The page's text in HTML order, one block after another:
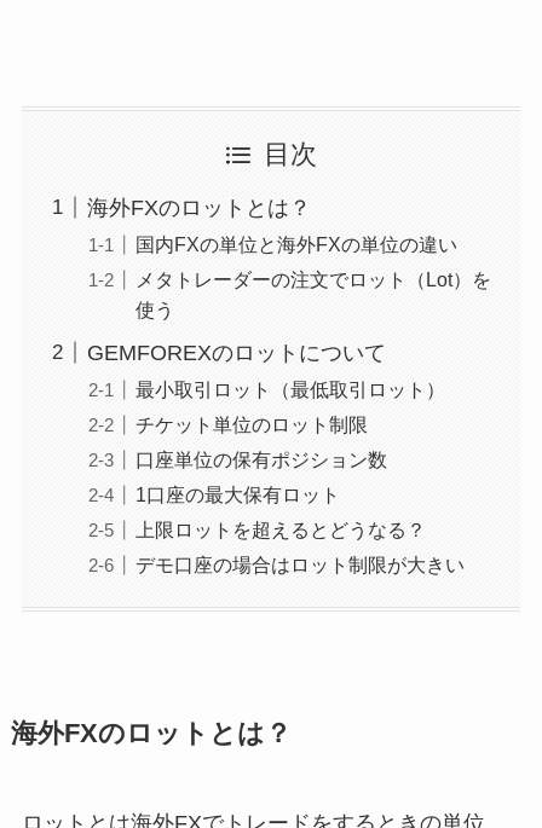
目次
海外FXのロットとは？
国内FXの単位と海外FXの単位の違い
メタトレーダーの注文でロット（Lot）を
使う
GEMFOREXのロットについて
最小取引ロット（最低取引ロット）
チケット単位のロット制限
口座単位の保有ポジション数
1口座の最大保有ロット
上限ロットを超えるとどうなる？
デモ口座の場合はロット制限が大きい
海外FXのロットとは？